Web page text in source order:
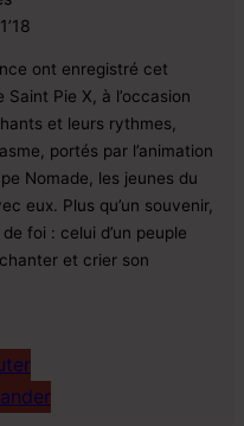
ont enregistré cet
Pie X, à l’occasion
et leurs rythmes,
portés par l’animation
Nomade, les jeunes du
eux. Plus qu’un souvenir,
foi : celui d’un peuple
et crier son